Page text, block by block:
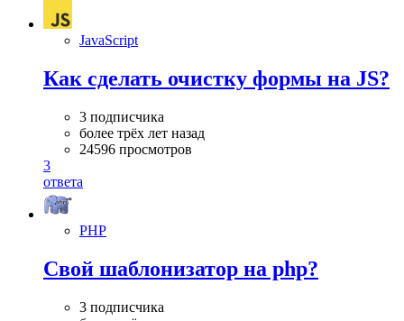
JavaScript
Как сделать очистку формы на JS?
3 подписчика
более трёх лет назад
24596 просмотров
3
ответа
PHP
Свой шаблонизатор на php?
3 подписчика